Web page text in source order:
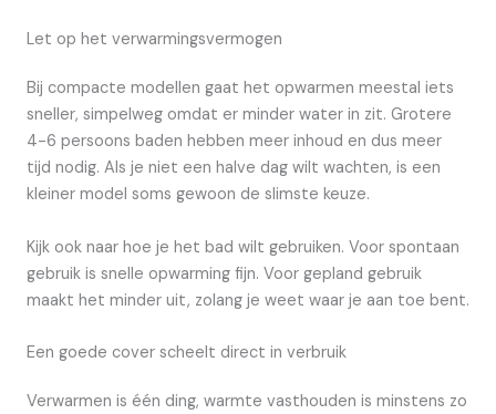
Let op het verwarmingsvermogen
Bij compacte modellen gaat het opwarmen meestal iets
sneller, simpelweg omdat er minder water in zit. Grotere
4-6 persoons baden hebben meer inhoud en dus meer
tijd nodig. Als je niet een halve dag wilt wachten, is een
kleiner model soms gewoon de slimste keuze.
Kijk ook naar hoe je het bad wilt gebruiken. Voor spontaan
gebruik is snelle opwarming fijn. Voor gepland gebruik
maakt het minder uit, zolang je weet waar je aan toe bent.
Een goede cover scheelt direct in verbruik
Verwarmen is één ding, warmte vasthouden is minstens zo